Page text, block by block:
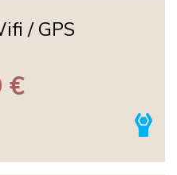
/ GPS
€